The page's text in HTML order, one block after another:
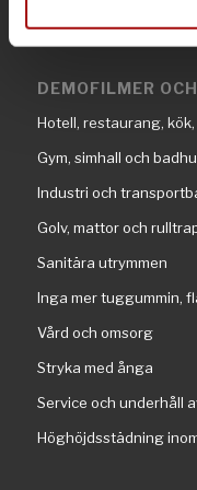
DEMOFILMER
Hotell, restaurang,
Gym, simhall och
Industri och
Golv, mattor och
Sanitära utrymmen
Inga mer tuggummin,
Vård och omsorg
Stryka med ånga
Service och underhåll
Höghöjdsstädning